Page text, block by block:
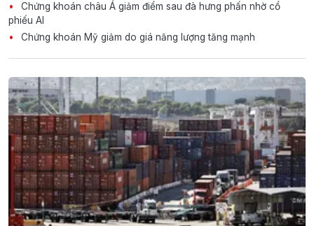
Chứng khoán châu Á giảm điểm sau đà hưng phấn nhờ cổ
phiếu AI
Chứng khoán Mỹ giảm do giá năng lượng tăng mạnh